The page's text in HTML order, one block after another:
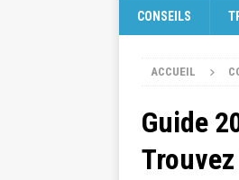
CONSEILS
ACCUEIL
Guide